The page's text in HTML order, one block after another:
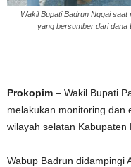
Wakil Bupati Badrun Nggai
yang bersumber dari dana
Prokopim – Wakil Bupati
melakukan monitoring dan
wilayah selatan Kabupaten
Wabup Badrun didampingi